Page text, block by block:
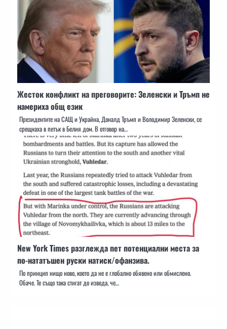
Жесток конфликт на преговорите: Зеленски и Тръмп не
намериха общ език
Президентите на САЩ и Украйна, Доналд Тръмп и Володимир Зеленски, се
срещнаха в петък в Белия дом. В отговор на…
New York Times разглежда пет потенциални места за
по-нататъшен руски натиск/офанзива.
По принцип нищо ново, което да не е глобално обявено или обмислено.
Обаче. Те също така стигат до извода, че…